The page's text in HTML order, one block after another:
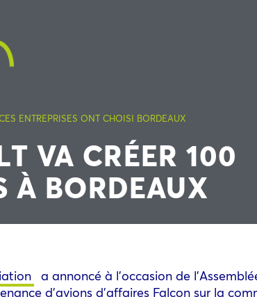
ENTREPRISES ONT CHOISI BORDEAUX
VA CRÉER 100
À BORDEAUX
a annoncé à l’occasion de
d’avions d’affaires Falcon sur la